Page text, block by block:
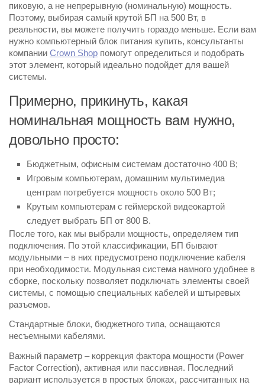
пиковую, а не непрерывную (номинальную) мощность.
Поэтому, выбирая самый крутой БП на 500 Вт, в
реальности, вы можете получить гораздо меньше. Если вам
нужно компьютерный блок питания купить, консультанты
компании Crown Shop помогут определиться и подобрать
этот элемент, который идеально подойдет для вашей
системы.
Примерно, прикинуть, какая
номинальная мощность вам нужно,
довольно просто:
Бюджетным, офисным системам достаточно 400 В;
Игровым компьютерам, домашним мультимедиа
центрам потребуется мощность около 500 Вт;
Крутым компьютерам с геймерской видеокартой
следует выбрать БП от 800 В.
После того, как мы выбрали мощность, определяем тип
подключения. По этой классификации, БП бывают
модульными – в них предусмотрено подключение кабеля
при необходимости. Модульная система намного удобнее в
сборке, поскольку позволяет подключать элементы своей
системы, с помощью специальных кабелей и штыревых
разъемов.
Стандартные блоки, бюджетного типа, оснащаются
несъемными кабелями.
Важный параметр – коррекция фактора мощности (Power
Factor Correction), активная или пассивная. Последний
вариант используется в простых блоках, рассчитанных на